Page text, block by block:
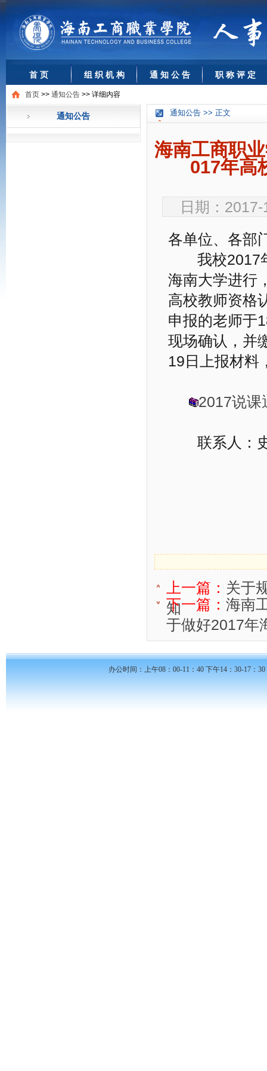
首 页 组 织 机 构 通 知 公 告 职 称 评 定
首页 >> 通知公告 >> 详细内容
通知公告 通知公告 >> 正文
海南工商职
017年高
日期：
各单位、各部
我校2017年
海南大学进行
高校教师资格
申报的老师于
现场确认，并
19日上报材料
2017说课
联系人：史
上一篇： 关于
知
下一篇： 海南
于做好2017年
办公时间：上午08：00-11：40 下午14：30-17：